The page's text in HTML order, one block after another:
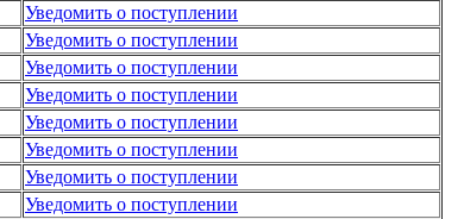
Уведомить о поступлении
Уведомить о поступлении
Уведомить о поступлении
Уведомить о поступлении
Уведомить о поступлении
Уведомить о поступлении
Уведомить о поступлении
Уведомить о поступлении